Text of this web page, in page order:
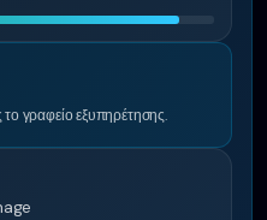
γραφείο εξυπηρέτησης.